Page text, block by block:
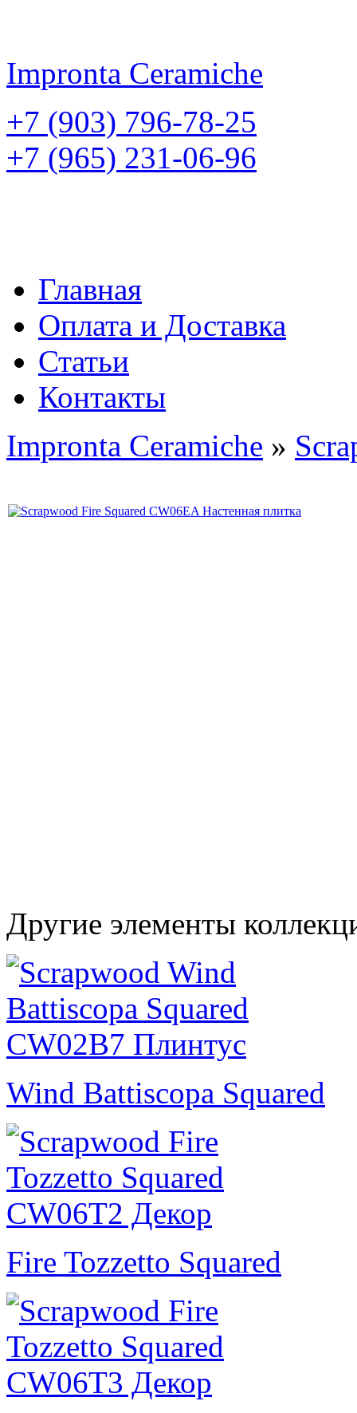
Impronta Ceramiche
+7 (903) 796-78-25
+7 (965) 231-06-96
Главная
Оплата и Доставка
Статьи
Контакты
Impronta Ceramiche »
Другие элементы
Wind Battiscopa Squared
Fire Tozzetto Squared